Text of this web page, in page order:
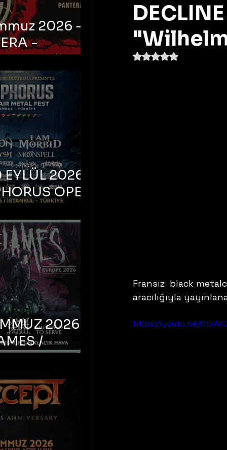
"Wilhelm
5 üzerinden NaN yıldız
Fransız  black
aracılığıyla
https://youtu.be/
2026 -
-
Ataköy
Arena
2026 –
OPEN
FEST
2026 –
/
DEATH /
– İstanbul,
Uniq